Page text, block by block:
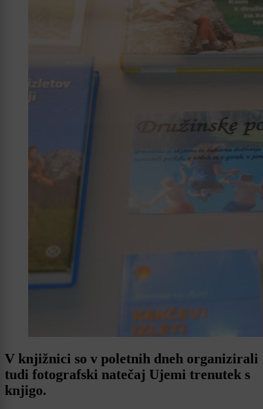
V knjižnici so v poletnih dneh organizirali
tudi fotografski natečaj Ujemi trenutek s
knjigo.